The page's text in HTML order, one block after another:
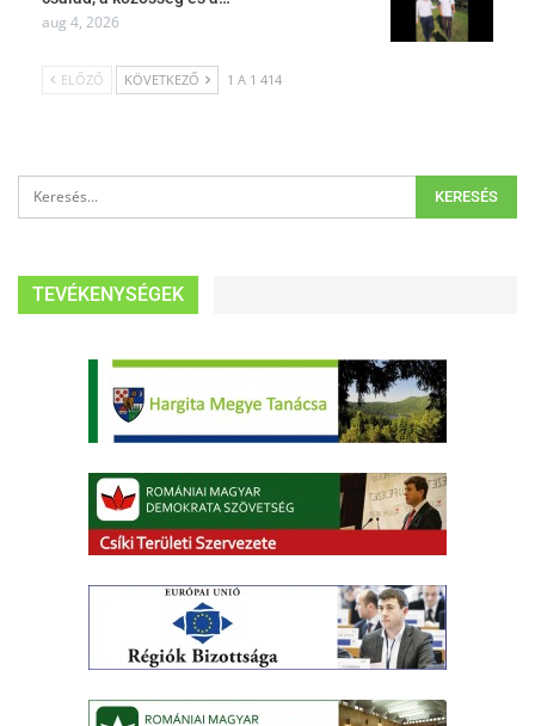
aug 4, 2026
ELŐZŐ KÖVETKEZŐ 1 A 1 414
TEVÉKENYSÉGEK